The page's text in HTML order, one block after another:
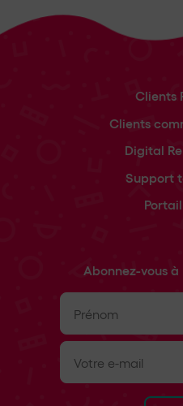
Clients
Clients
Digital
Support
Abonnez-vous
Prénom
E-
mail(Nécessaire)